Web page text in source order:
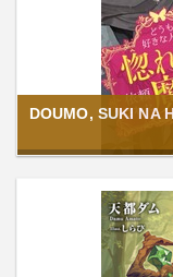
DOUMO, SUKI NA